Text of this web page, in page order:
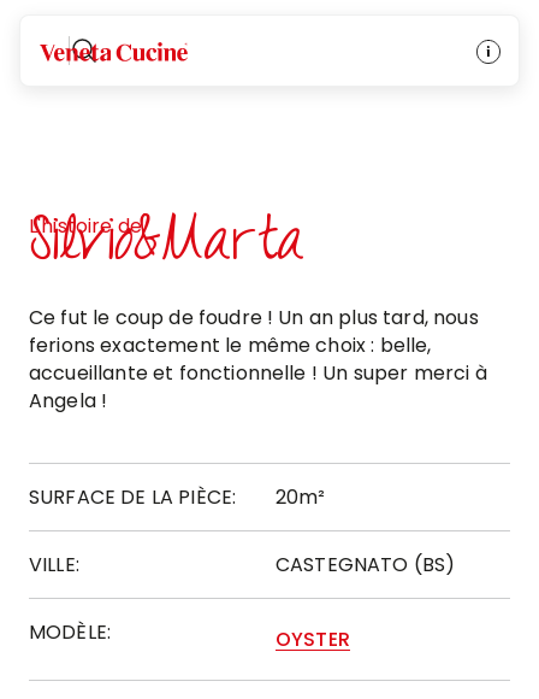
Veneta Cucine
L'histoire de
Silvio&Marta
Ce fut le coup de foudre ! Un an plus tard, nous
ferions exactement le même choix : belle,
accueillante et fonctionnelle ! Un super merci à
Angela !
SURFACE DE LA PIÈCE: 20m²
VILLE: CASTEGNATO (BS)
MODÈLE: OYSTER